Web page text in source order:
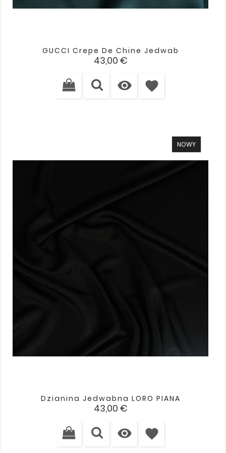
GUCCI Crepe De Chine Jedwab
Cena
43,00 €
 favorite
NOWY
Dzianina Jedwabna LORO PIANA
Cena
43,00 €
 favorite